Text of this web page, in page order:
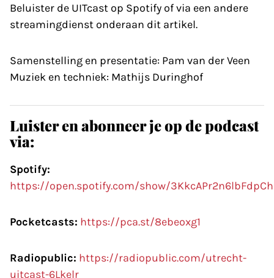
Beluister de UITcast op Spotify of via een andere
streamingdienst onderaan dit artikel.
Samenstelling en presentatie: Pam van der Veen
Muziek en techniek: Mathijs Duringhof
Luister en abonneer je op de podcast
via:
Spotify:
https://open.spotify.com/show/
Pocketcasts: https://pca.st/8ebeoxg1
Radiopublic: https://radiopublic.com/utrecht-
uitcast-6Lkelr